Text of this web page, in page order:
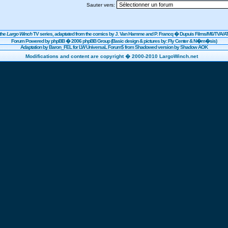
Sauter vers:
Largo WinchTV series, adaptated from the comics by J. Van Hamme and P. Francq �DupuisFilms/M6/TVA/
Forum Powered byphpBB� 2006 phpBB Group (Basic design & pictures by: Fly Center & N�m�sis)
Adaptation by Baron_FEL for LW UniversaL Forum$ from Shadowed version by Shadow AOK
Modifications and content are copyright � 2000-2010 LargoWinch.net